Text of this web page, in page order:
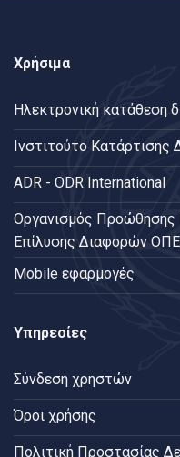
Χρήσιμα
Ηλεκτρονική κατάθεση
Ινστιτούτο
ADR - ODR International
Oργανισμός
Επίλυσης Διαφορών
Mobile εφαρμογές
Υπηρεσίες
Σύνδεση χρηστών
Όροι χρήσης
Πολιτική Προστασίας